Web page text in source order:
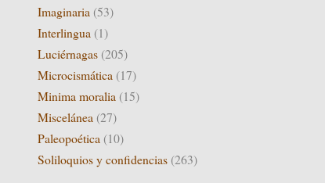
Imaginaria (53)
Interlingua (1)
Luciérnagas (205)
Microcismática (17)
Minima moralia (15)
Miscelánea (27)
Paleopoética (10)
Soliloquios y confidencias (263)